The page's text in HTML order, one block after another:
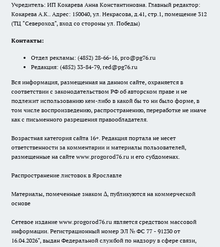
Учредитель: ИП Кокарева Анна Константиновна. Главный редактор:
Кокарева А.К.. Адрес: 150040, ул. Некрасова, д.41, стр.1, помещение 312
(ТЦ "Североход", вход со стороны ул. Победы)
Контакты:
Отдел рекламы: (4852) 28-66-16, pro@pg76.ru
Редакция: (4852) 33-84-79, red@pg76.ru
Вся информация, размещенная на данном сайте, охраняется в
соответствии с законодательством РФ об авторском праве и не
подлежит использованию кем-либо в какой бы то ни было форме, в
том числе воспроизведению, распространению, переработке не иначе
как с письменного разрешения правообладателя.
Возрастная категория сайта 16+. Редакция портала не несет
ответственности за комментарии и материалы пользователей,
размещенные на сайте www.progorod76.ru и его субдоменах.
Распространение листовок в Ярославле
Материалы, помеченные знаком ∆, публикуются на коммерческой
основе
Сетевое издание www.progorod76.ru является средством массовой
информации. Регистрационный номер ЭЛ № ФС 77 - 91230 от
16.04.2026", выдан Федеральной службой по надзору в сфере связи,